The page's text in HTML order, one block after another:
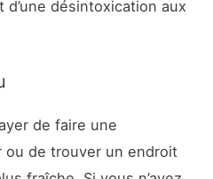
désintoxication aux
de faire une
ou de trouver un endroit